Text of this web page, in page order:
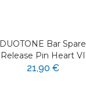
DUOTONE Bar Spare
Release Pin Heart VI
21,90 €